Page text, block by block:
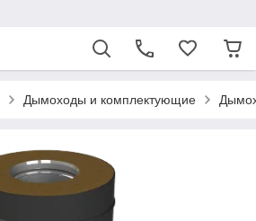
Дымоходы и комплектующие